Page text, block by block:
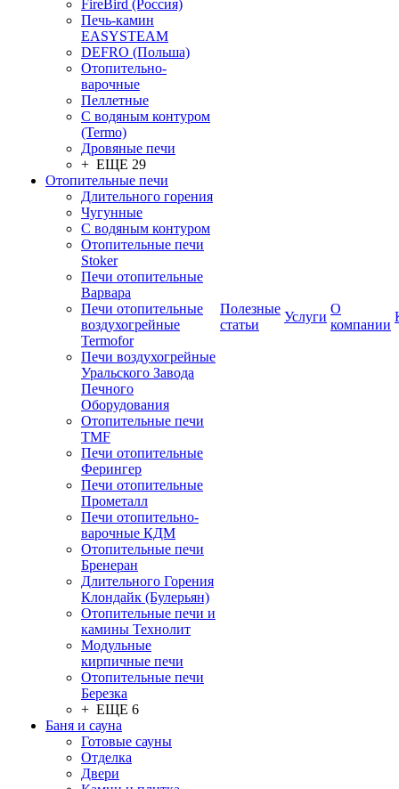
FireBird (Россия)
Печь-камин
EASYSTEAM
DEFRO (Польша)
Отопительно-
варочные
Пеллетные
С водяным контуром
(Termo)
Дровяные печи
+ ЕЩЕ 29
Отопительные печи
Длительного горения
Чугунные
C водяным контуром
Отопительные печи
Stoker
Печи отопительные
Варвара
Печи отопительные
воздухогрейные
Termofor
Печи воздухогрейные
Уральского Завода
Печного
Оборудования
Отопительные печи
TMF
Печи отопительные
Ферингер
Печи отопительные
Прометалл
Печи отопительно-
варочные КДМ
Отопительные печи
Бренеран
Длительного Горения
Клондайк (Булерьян)
Отопительные печи и
камины Технолит
Модульные
кирпичные печи
Отопительные печи
Березка
+ ЕЩЕ 6
Баня и сауна
Готовые сауны
Отделка
Двери
Полезные
статьи
Услуги
О
компании